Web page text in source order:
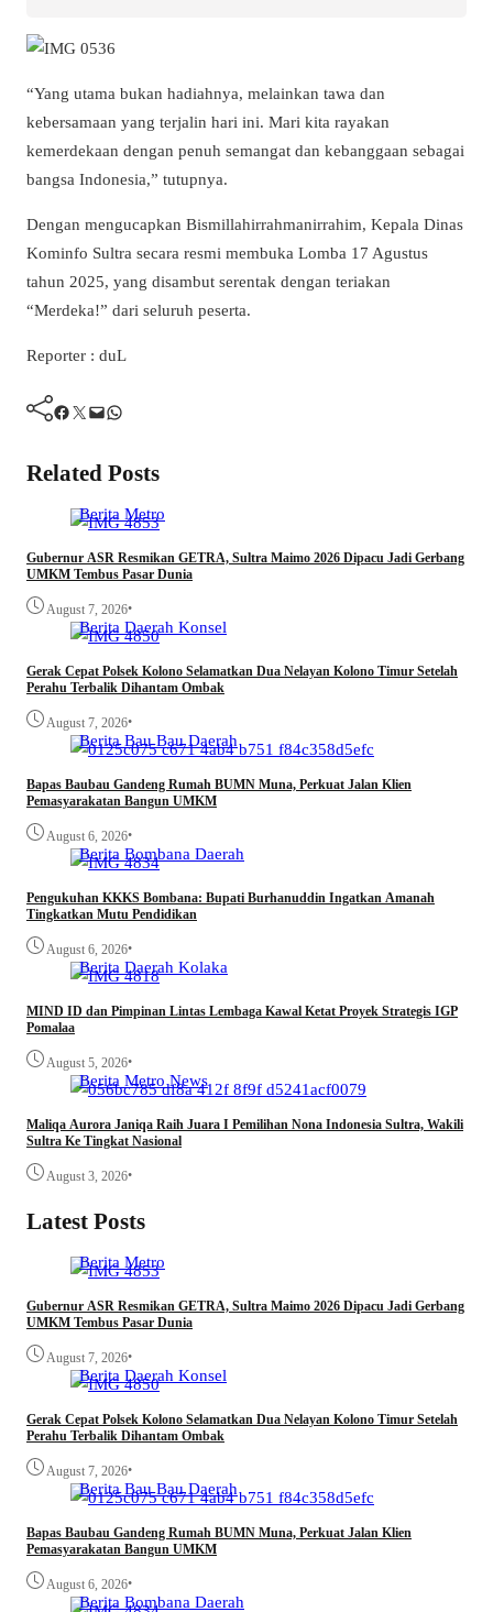
“Yang utama bukan hadiahnya, melainkan tawa dan
kebersamaan yang terjalin hari ini. Mari kita rayakan
kemerdekaan dengan penuh semangat dan kebanggaan sebagai
bangsa Indonesia,” tutupnya.
Dengan mengucapkan Bismillahirrahmanirrahim, Kepala Dinas
Kominfo Sultra secara resmi membuka Lomba 17 Agustus
tahun 2025, yang disambut serentak dengan teriakan
“Merdeka!” dari seluruh peserta.
Reporter : duL
Facebook Twitter Mail WhatsApp
Related Posts
Berita Metro
Gubernur ASR Resmikan GETRA, Sultra Maimo 2026 Dipacu Jadi Gerbang
UMKM Tembus Pasar Dunia
August 7, 2026•
Berita Daerah Konsel
Gerak Cepat Polsek Kolono Selamatkan Dua Nelayan Kolono Timur Setelah
Perahu Terbalik Dihantam Ombak
August 7, 2026•
BeritaBau BauDaerah
Bapas Baubau Gandeng Rumah BUMN Muna, Perkuat Jalan Klien
Pemasyarakatan Bangun UMKM
August 6, 2026•
Berita Bombana Daerah
Pengukuhan KKKS Bombana: Bupati Burhanuddin Ingatkan Amanah
Tingkatkan Mutu Pendidikan
August 6, 2026•
Berita Daerah Kolaka
MIND ID dan Pimpinan Lintas Lembaga Kawal Ketat Proyek Strategis IGP
Pomalaa
August 5, 2026•
Berita MetroNews
Maliqa Aurora Janiqa Raih Juara I Pemilihan Nona Indonesia Sultra, Wakili
Sultra Ke Tingkat Nasional
August 3, 2026•
Latest Posts
Berita Metro
Gubernur ASR Resmikan GETRA, Sultra Maimo 2026 Dipacu Jadi Gerbang
UMKM Tembus Pasar Dunia
August 7, 2026•
Berita Daerah Konsel
Gerak Cepat Polsek Kolono Selamatkan Dua Nelayan Kolono Timur Setelah
Perahu Terbalik Dihantam Ombak
August 7, 2026•
BeritaBau BauDaerah
Bapas Baubau Gandeng Rumah BUMN Muna, Perkuat Jalan Klien
Pemasyarakatan Bangun UMKM
August 6, 2026•
Berita Bombana Daerah